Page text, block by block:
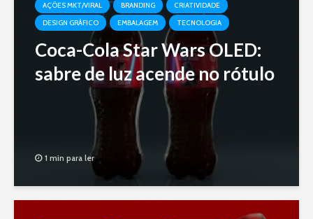
AÇÕES MKT/VIRAL BRANDING
CRIATIVIDADE
DESIGN GRÁFICO
EMBALAGEM TECNOLOGIA
Coca-Cola Star Wars OLED:
sabre de luz acende no rótulo
1 min para ler